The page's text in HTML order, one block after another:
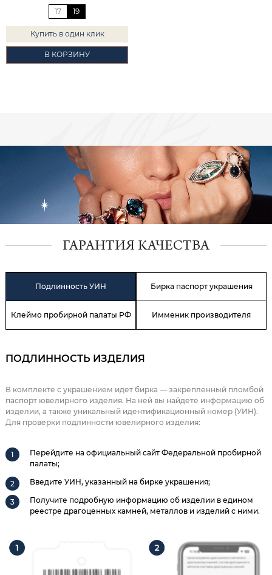
17 19
Купить в один клик
В КОРЗИНУ
ГАРАНТИЯ КАЧЕСТВА
Подлинность УИН Бирка паспорт украшения
Клеймо пробирной палаты РФ Имменик производителя
ПОДЛИННОСТЬ ИЗДЕЛИЯ
В комплекте с украшением идет бирка — закрепленный пломбой
паспорт ювелирного изделия. На ней вы найдете информацию об
изделии, а также уникальный идентификационный номер (УИН).
Для проверки подлинности ювелирного изделия:
Перейдите на официальный сайт Федеральной пробирной
палаты;
Введите УИН, указанный на бирке украшения;
Получите подробную информацию об изделии в едином
реестре драгоценных камней, металлов и изделий с ними.